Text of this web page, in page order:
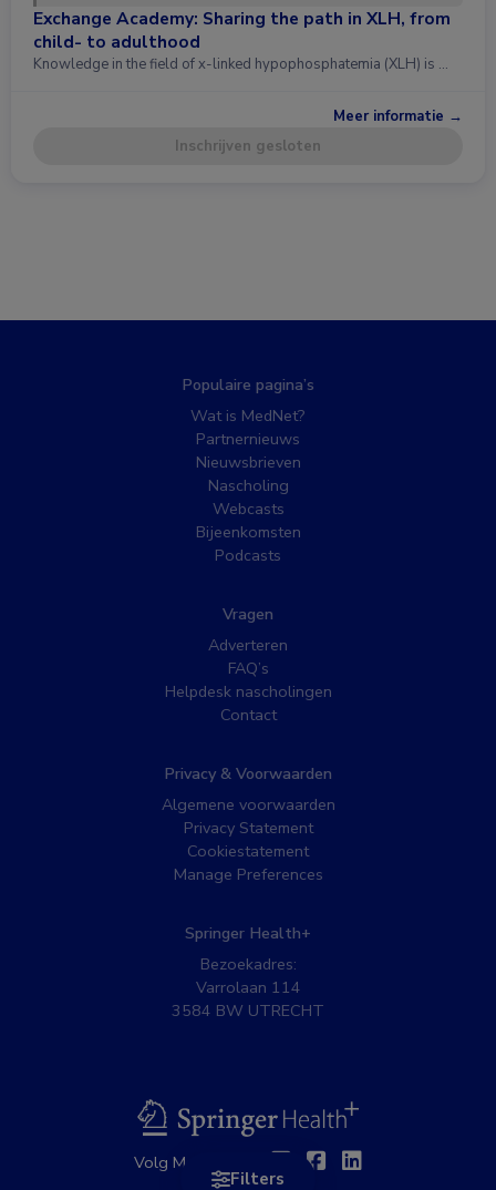
Filters
Exchange Academy: Sharing the path in XLH, from
child- to adulthood
Knowledge in the field of x-linked hypophosphatemia (XLH) is …
Meer informatie →
Inschrijven gesloten
Populaire pagina’s
Wat is MedNet?
Partnernieuws
Nieuwsbrieven
Nascholing
Webcasts
Bijeenkomsten
Podcasts
Vragen
Adverteren
FAQ’s
Helpdesk nascholingen
Contact
Privacy & Voorwaarden
Algemene voorwaarden
Privacy Statement
Cookiestatement
Manage Preferences
Springer Health+
Bezoekadres:
Varrolaan 114
3584 BW UTRECHT
BSL
Volg MedNet op: TwitterFacebook
Linkedin